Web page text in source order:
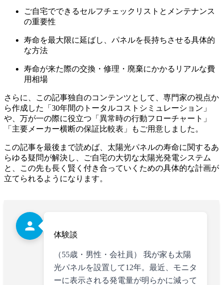
ご自宅でできるセルフチェックリストとメンテナンス
の重要性
寿命を最大限に延ばし、パネルを長持ちさせる具体的
な方法
寿命が来た際の交換・修理・廃棄にかかるリアルな費
用相場
さらに、この記事独自のコンテンツとして、専門家の視点か
ら作成した「30年間のトータルコストシミュレーション」
や、万が一の際に役立つ「異常時の行動フローチャート」
「主要メーカー横断の保証比較表」もご用意しました。
この記事を最後まで読めば、太陽光パネルの寿命に関するあ
らゆる疑問が解決し、ご自宅の大切な太陽光発電システム
と、この先も長く賢く付き合っていくための具体的な計画が
立てられるようになります。
person
体験談
（55歳・男性・会社員） 我が家も太陽
光パネルを設置して12年。最近、モニタ
ーに表示される発電量が明らかに減って